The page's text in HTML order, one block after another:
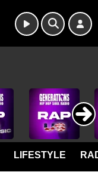
LIFESTYLE